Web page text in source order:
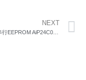
NEXT
中微爱芯串行EEPROM AiP24C02在充电桩电源模块的应用